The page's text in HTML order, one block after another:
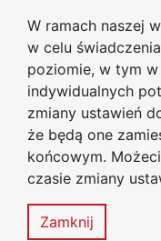
W ramach naszej
w celu
poziomie, w tym
indywidualnych
zmiany ustawień
że będą one
końcowym.
czasie zmiany
Zamknij
Przejdź do
Przejdź do
Przejdź do
Przejdź do
Mapa
serwisu
MENU